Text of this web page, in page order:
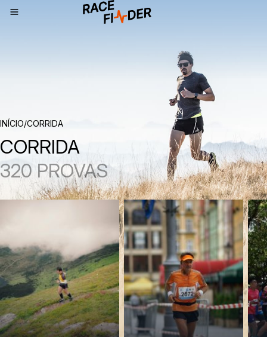
NAVEGAÇÃO
INÍCIO/CORRIDA
CORRIDA
320 PROVAS